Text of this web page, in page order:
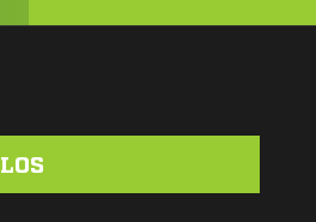
LOS